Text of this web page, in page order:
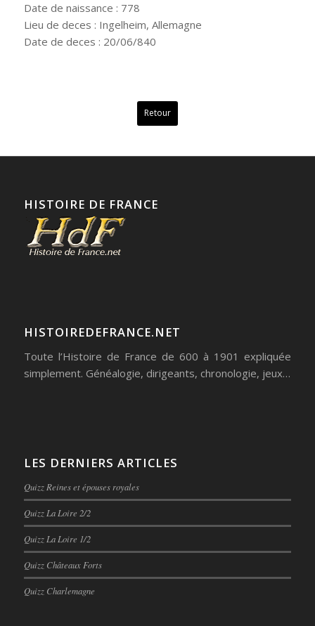
Date de naissance : 778
Lieu de deces : Ingelheim, Allemagne
Date de deces : 20/06/840
Retour
HISTOIRE DE FRANCE
HISTOIREDEFRANCE.NET
Toute l’Histoire de France de 600 à 1901 expliquée
simplement. Généalogie, dirigeants, chronologie, jeux…
LES DERNIERS ARTICLES
Quizz Reines et épouses royales
Quizz La Loire 2/2
Quizz La Loire 1/2
Quizz Châteaux Forts
Quizz Charlemagne